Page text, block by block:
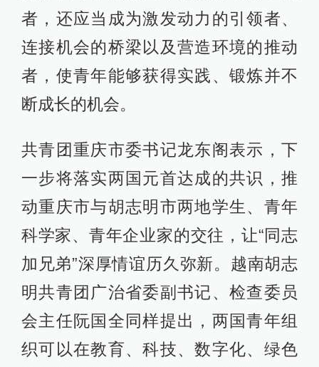
者，还应当成为激发动力的引领者、
连接机会的桥梁以及营造环境的推动
者，使青年能够获得实践、锻炼并不
断成长的机会。
共青团重庆市委书记龙东阁表示，下
一步将落实两国元首达成的共识，推
动重庆市与胡志明市两地学生、青年
科学家、青年企业家的交往，让“同志
加兄弟”深厚情谊历久弥新。越南胡志
明共青团广治省委副书记、检查委员
会主任阮国全同样提出，两国青年组
织可以在教育、科技、数字化、绿色